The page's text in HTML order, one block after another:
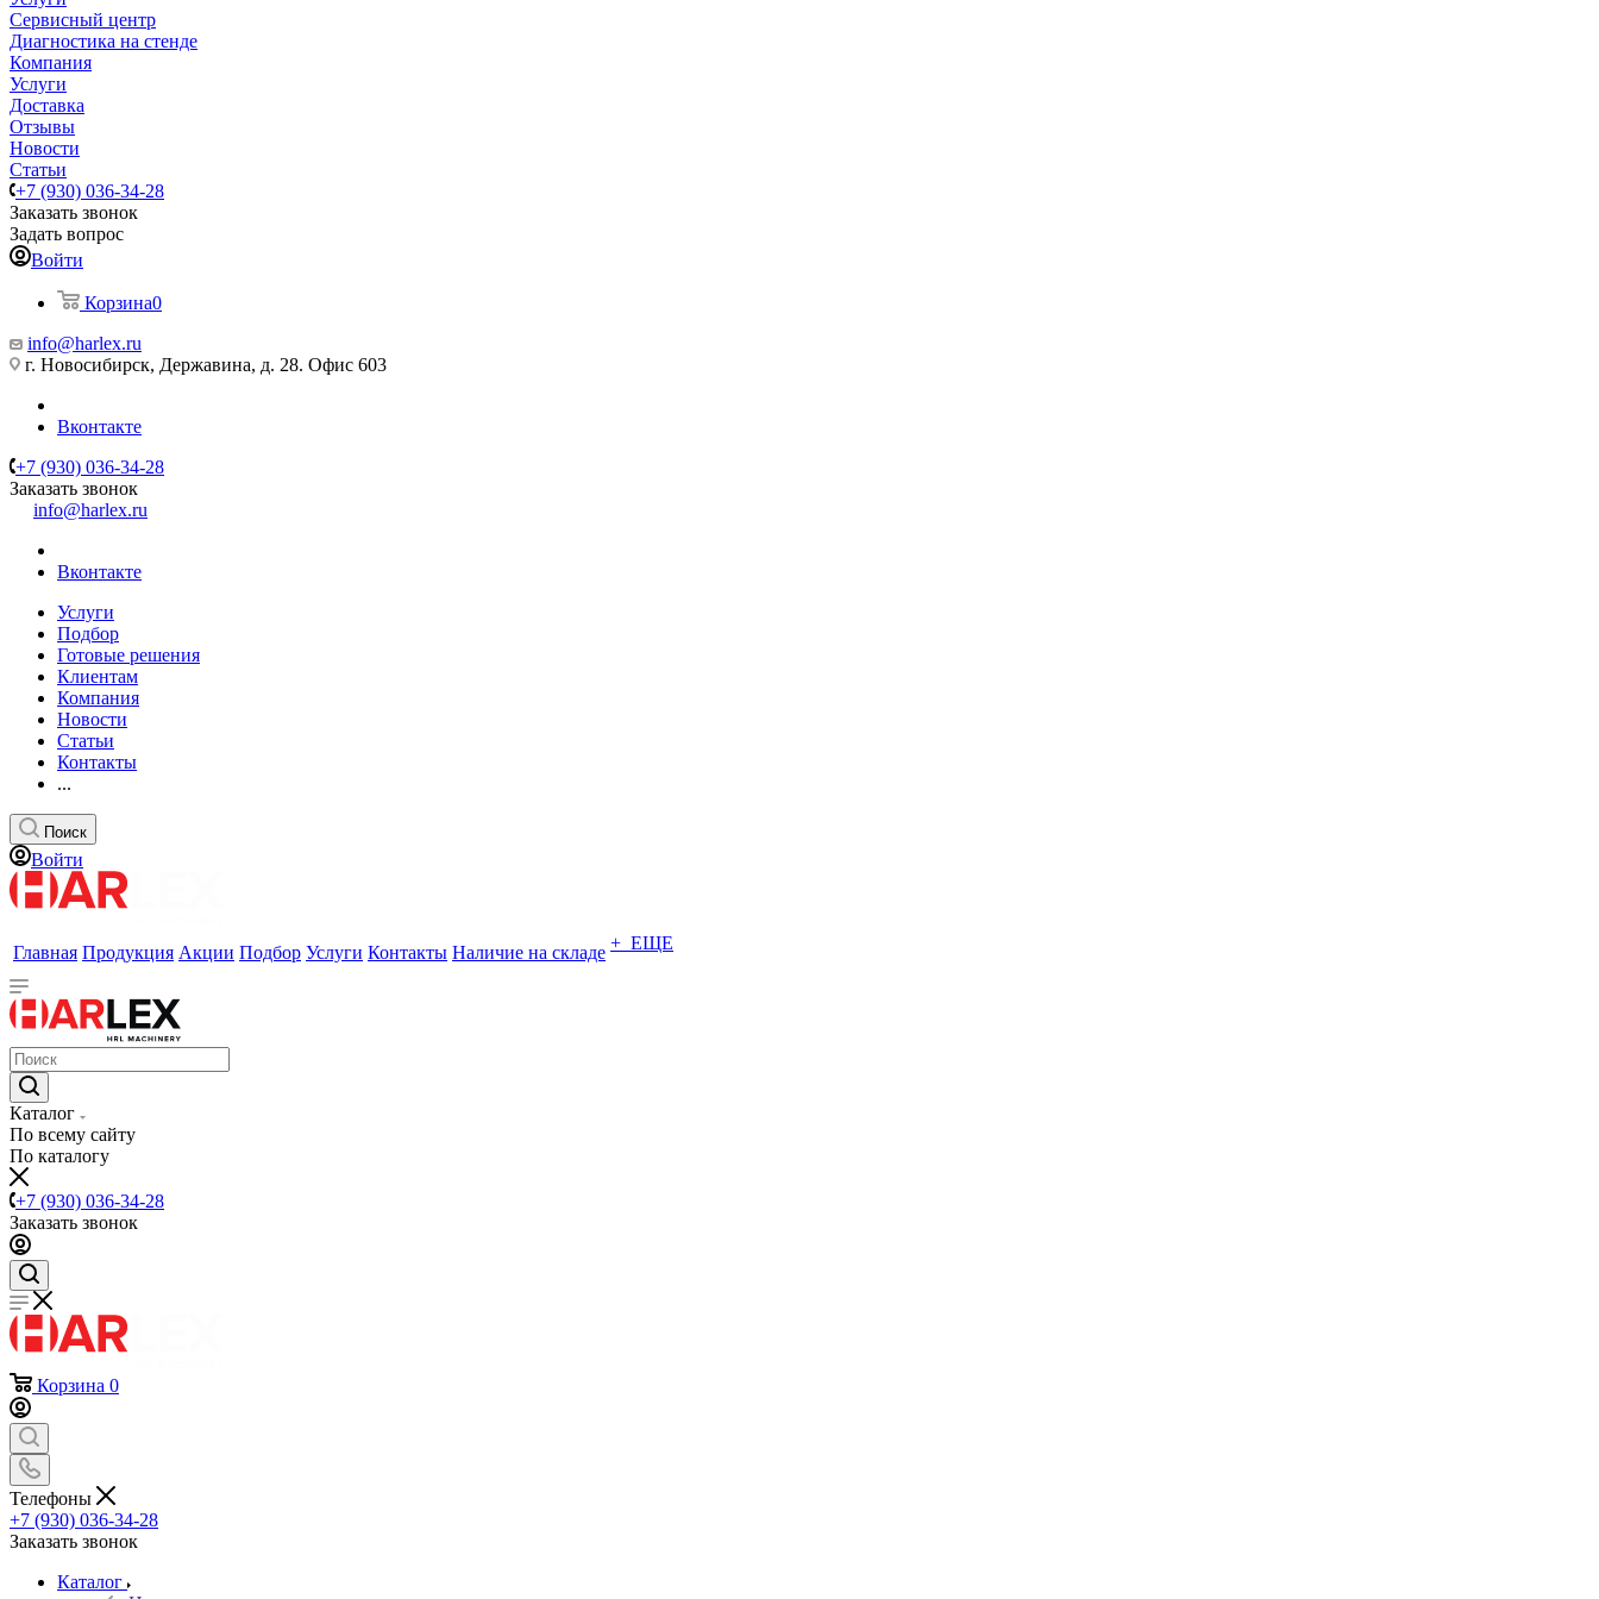
Сервисный центр
Диагностика на стенде
Компания
Услуги
Доставка
Отзывы
Новости
Статьи
+7 (930) 036-34-28
Заказать звонок
Задать вопрос
Войти
Корзина0
info@harlex.ru
г. Новосибирск, Державина, д. 28. Офис 603
Вконтакте
+7 (930) 036-34-28
Заказать звонок
info@harlex.ru
Вконтакте
Услуги
Подбор
Готовые решения
Клиентам
Компания
Новости
Статьи
Контакты
...
Поиск
Войти
Главная Продукция Акции Подбор Услуги Контакты Наличие на складе + ЕЩЕ
Каталог
По всему сайту
По каталогу
+7 (930) 036-34-28
Заказать звонок
Корзина 0
Телефоны
+7 (930) 036-34-28
Заказать звонок
Каталог